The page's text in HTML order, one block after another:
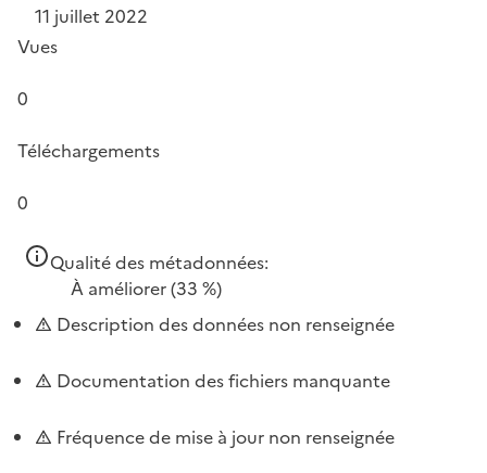
11 juillet 2022
Vues
0
Téléchargements
0
Qualité des métadonnées:
À améliorer(33 %)
Description des données non renseignée
Documentation des fichiers manquante
Fréquence de mise à jour non renseignée